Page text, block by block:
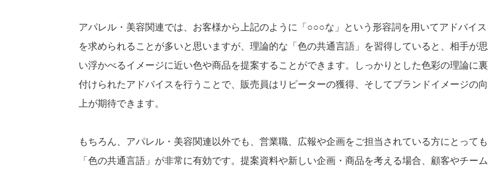
アパレル・美容関連では、お客様から上記のように「○○○な」という形容詞を用いてアドバイス
を求められることが多いと思いますが、理論的な「色の共通言語」を習得していると、相手が思
い浮かべるイメージに近い色や商品を提案することができます。しっかりとした色彩の理論に裏
付けられたアドバイスを行うことで、販売員はリピーターの獲得、そしてブランドイメージの向
上が期待できます。
もちろん、アパレル・美容関連以外でも、営業職、広報や企画をご担当されている方にとっても
「色の共通言語」が非常に有効です。提案資料や新しい企画・商品を考える場合、顧客やチーム